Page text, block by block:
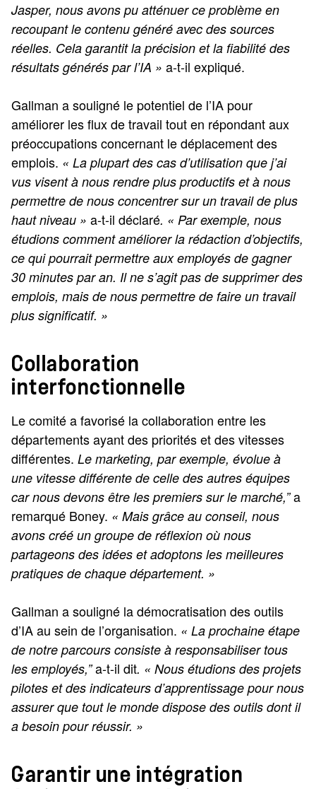
Jasper, nous avons pu atténuer ce problème en
recoupant le contenu généré avec des sources
réelles. Cela garantit la précision et la fiabilité des
résultats générés par l’IA » a-t-il expliqué.
Gallman a souligné le potentiel de l’IA pour
améliorer les flux de travail tout en répondant aux
préoccupations concernant le déplacement des
emplois. « La plupart des cas d’utilisation que j’ai
vus visent à nous rendre plus productifs et à nous
permettre de nous concentrer sur un travail de plus
haut niveau » a-t-il déclaré. « Par exemple, nous
étudions comment améliorer la rédaction d’objectifs,
ce qui pourrait permettre aux employés de gagner
30 minutes par an. Il ne s’agit pas de supprimer des
emplois, mais de nous permettre de faire un travail
plus significatif. »
Collaboration
interfonctionnelle
Le comité a favorisé la collaboration entre les
départements ayant des priorités et des vitesses
différentes. Le marketing, par exemple, évolue à
une vitesse différente de celle des autres équipes
car nous devons être les premiers sur le marché,”a
remarqué Boney. « Mais grâce au conseil, nous
avons créé un groupe de réflexion où nous
partageons des idées et adoptons les meilleures
pratiques de chaque département. »
Gallman a souligné la démocratisation des outils
d’IA au sein de l’organisation. « La prochaine étape
de notre parcours consiste à responsabiliser tous
les employés,”a-t-il dit. « Nous étudions des projets
pilotes et des indicateurs d’apprentissage pour nous
assurer que tout le monde dispose des outils dont il
a besoin pour réussir. »
Garantir une intégration